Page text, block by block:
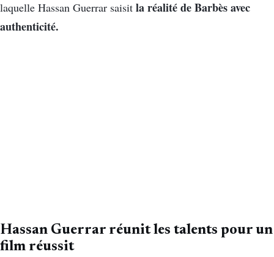
laquelle Hassan Guerrar saisit la réalité de Barbès avec
authenticité.
Hassan Guerrar réunit les talents pour un
film réussit